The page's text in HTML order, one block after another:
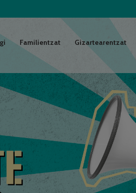
Familientzat Gizartearentzat